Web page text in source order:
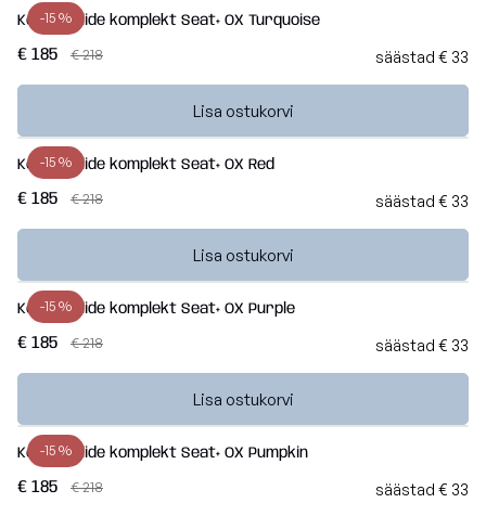
-15 %
Kott-toolide komplekt Seat+ OX Turquoise
€ 185 € 218 säästad € 33
Lisa ostukorvi
-15 %
Kott-toolide komplekt Seat+ OX Red
€ 185 € 218 säästad € 33
Lisa ostukorvi
-15 %
Kott-toolide komplekt Seat+ OX Purple
€ 185 € 218 säästad € 33
Lisa ostukorvi
-15 %
Kott-toolide komplekt Seat+ OX Pumpkin
€ 185 € 218 säästad € 33